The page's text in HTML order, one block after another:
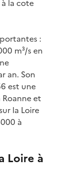
la cote
:
m³/s en
an. Son
est une
et
la Loire
à
Loire à